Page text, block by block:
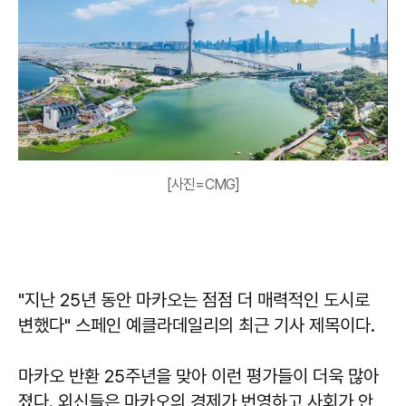
[사진=CMG]
"지난 25년 동안 마카오는 점점 더 매력적인 도시로
변했다" 스페인 예클라데일리의 최근 기사 제목이다.
마카오 반환 25주년을 맞아 이런 평가들이 더욱 많아
졌다. 외신들은 마카오의 경제가 번영하고 사회가 안